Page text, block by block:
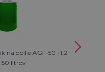
na obilie AGF-50 | 1,2
50 litrov